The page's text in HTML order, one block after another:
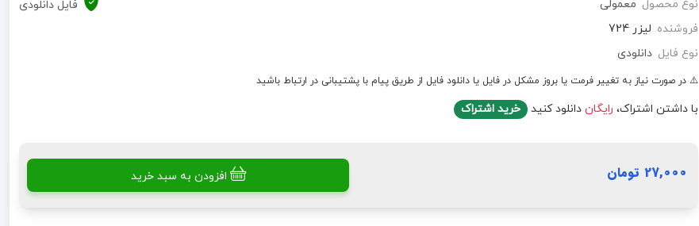
نوع محصول معمولی
فروشنده لیزر 724
نوع فایل دانلودی
فایل دانلودی
⚠️ در صورت نیاز به تغییر فرمت یا بروز مشکل در فایل یا دانلود فایل از طریق پیام با پشتیبانی در ارتباط باشید
با داشتن اشتراک، رایگان دانلود کنید خرید اشتراک
27,000 تومان افزودن به سبد خرید